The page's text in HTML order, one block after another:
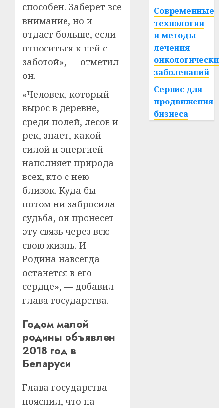
способен. Заберет все
внимание, но и
отдаст больше, если
относиться к ней с
заботой», — отметил
он.
«Человек, который
вырос в деревне,
среди полей, лесов и
рек, знает, какой
силой и энергией
наполняет природа
всех, кто с нею
близок. Куда бы
потом ни забросила
судьба, он пронесет
эту связь через всю
свою жизнь. И
Родина навсегда
останется в его
сердце», — добавил
глава государства.
Годом малой
родины объявлен
2018 год в
Беларуси
Глава государства
пояснил, что на
Современные
технологии
и методы
лечения
заболеваний
Сервис для
продвижения
бизнеса